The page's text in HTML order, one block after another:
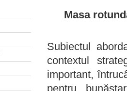
Masa
Subiectul
contextul
important,
pentru